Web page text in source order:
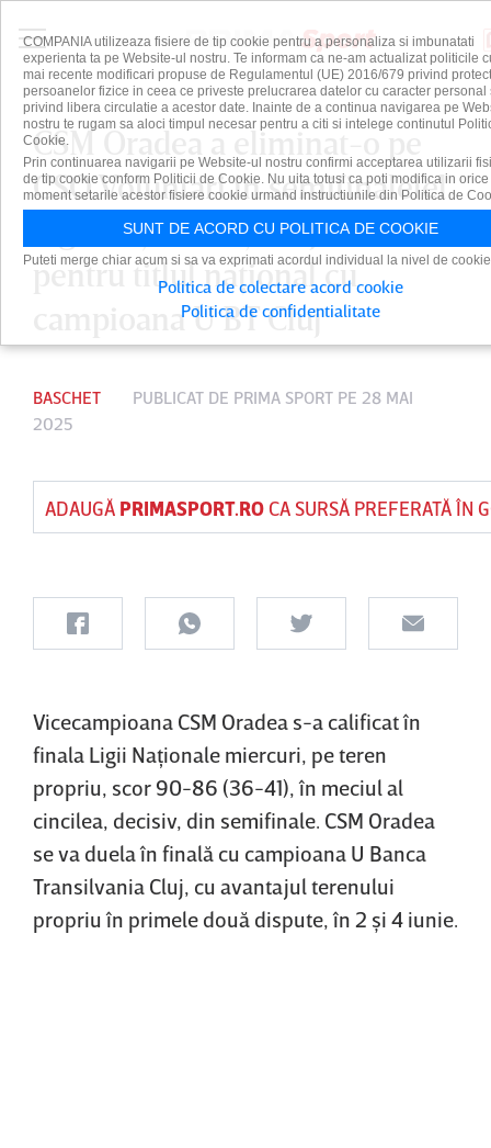
CSM Oradea a eliminat-o pe
CSO Voluntari în semifinalelel
Ligii Naţionale şi va juca
pentru titlul naţional cu
campioana U BT Cluj
BASCHET PUBLICAT DE PRIMA SPORT PE 28 MAI
2025
ADAUGĂ PRIMASPORT.ROCA SURSĂ PREFERATĂ ÎN
Vicecampioana CSM Oradea s-a calificat în
finala Ligii Naţionale miercuri, pe teren
propriu, scor 90-86 (36-41), în meciul al
cincilea, decisiv, din semifinale. CSM Oradea
se va duela în finală cu campioana U Banca
Transilvania Cluj, cu avantajul terenului
propriu în primele două dispute, în 2 şi 4 iunie.
COMPANIA utilizeaza fisiere de tip cookie pentru a personaliza si imbunatati
experienta ta pe Website-ul nostru. Te informam ca ne-am actualizat politicile
mai recente modificari propuse de Regulamentul (UE) 2016/679 privind
persoanelor fizice in ceea ce priveste prelucrarea datelor cu caracter personal
privind libera circulatie a acestor date. Inainte de a continua navigarea pe
nostru te rugam sa aloci timpul necesar pentru a citi si intelege continutul
Cookie.
Prin continuarea navigarii pe Website-ul nostru confirmi acceptarea utilizarii
de tip cookie conform Politicii de Cookie. Nu uita totusi ca poti modifica in orice
moment setarile acestor fisiere cookie urmand instructiunile din Politica de
SUNT DE ACORD CU POLITICA DE COOKIE
Puteti merge chiar acum si sa va exprimati acordul individual la nivel de
Politica de colectare acord cookie
Politica de confidentialitate